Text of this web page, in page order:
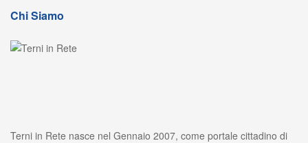
Chi Siamo
Terni in Rete nasce nel Gennaio 2007, come portale cittadino di